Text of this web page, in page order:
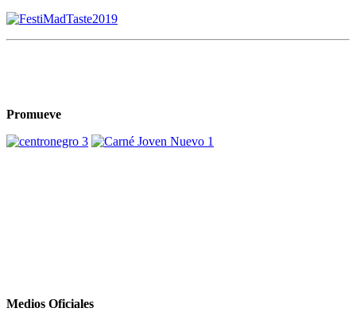
Promueve
Medios Oficiales